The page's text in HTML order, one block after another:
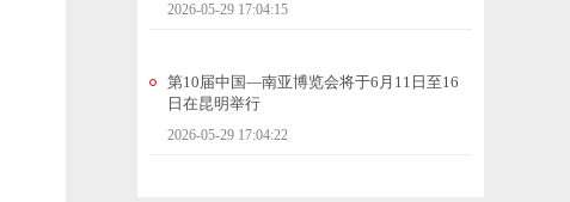
2026-05-29 17:04:15
第10届中国—南亚博览会将于6月11日至16
日在昆明举行
2026-05-29 17:04:22